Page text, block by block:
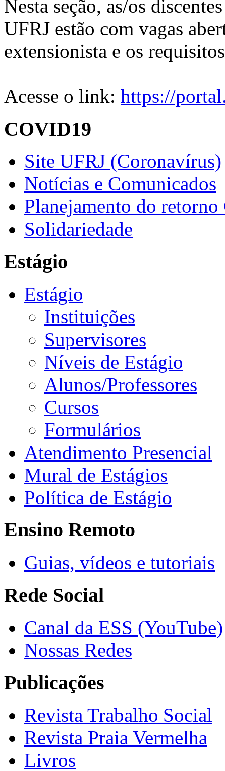
Nesta seção, as/os
UFRJ estão com vagas
extensionista e os
Acesse o link: https://
COVID19
Site UFRJ (Coronavírus)
Notícias e Comunicados
Planejamento do retorno
Solidariedade
Estágio
Estágio
Instituições
Supervisores
Níveis de Estágio
Alunos/Professores
Cursos
Formulários
Atendimento Presencial
Mural de Estágios
Política de Estágio
Ensino Remoto
Guias, vídeos e tutoriais
Rede Social
Canal da ESS (YouTube)
Nossas Redes
Publicações
Revista Trabalho Social
Revista Praia Vermelha
Livros